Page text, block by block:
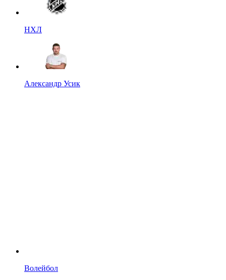
НХЛ
Александр Усик
Волейбол